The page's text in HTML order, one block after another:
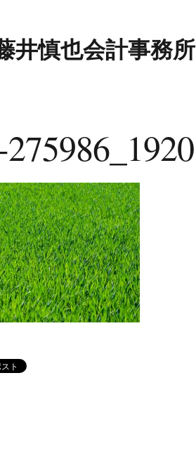
井慎也会計事務所
275986_1920